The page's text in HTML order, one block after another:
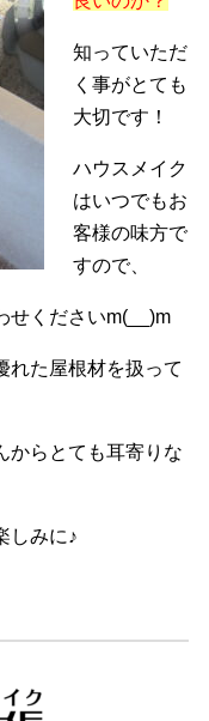
知っていただ
く事がとても
大切です！
ハウスメイク
はいつでもお
客様の味方で
すので、
せくださいm(__)m
れた屋根材を扱って
からとても耳寄りな
しみに♪